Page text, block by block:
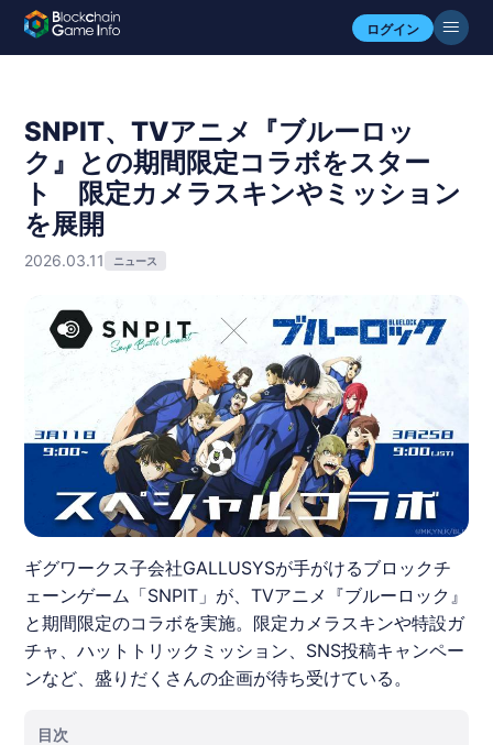
ログイン
SNPIT、TVアニメ『ブルーロッ
ク』との期間限定コラボをスター
ト 限定カメラスキンやミッション
を展開
2026.03.11 ニュース
ギグワークス子会社GALLUSYSが手がけるブロックチ
ェーンゲーム「SNPIT」が、TVアニメ『ブルーロック』
と期間限定のコラボを実施。限定カメラスキンや特設ガ
チャ、ハットトリックミッション、SNS投稿キャンペー
ンなど、盛りだくさんの企画が待ち受けている。
目次